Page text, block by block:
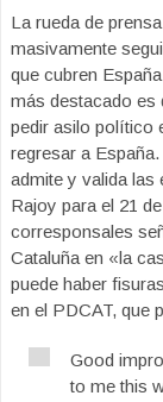
La rueda de
masivamente
que cubren
más destacado es
pedir asilo político
regresar a
admite y valida
Rajoy para el 21
corresponsales
Cataluña en «la
puede haber
en el PDCAT, que
Good
to me this